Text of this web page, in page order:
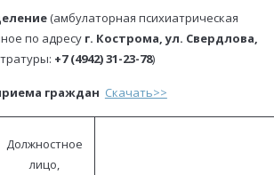
(амбулаторная психиатрическая
по адресу г. Кострома, ул. Свердлова,
+7 (4942) 31-23-78)
граждан Скачать>>
Должностное
лицо,